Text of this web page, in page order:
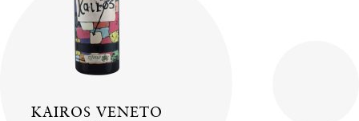
KAIROS VENETO